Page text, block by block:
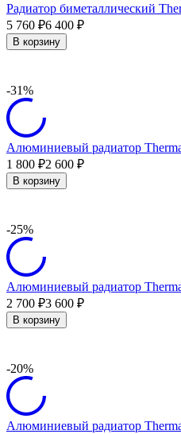
Радиатор биметаллический
5 760 ₽6 400 ₽
В корзину
-31%
Алюминиевый радиатор
1 800 ₽2 600 ₽
В корзину
-25%
Алюминиевый радиатор
2 700 ₽3 600 ₽
В корзину
-20%
Алюминиевый радиатор